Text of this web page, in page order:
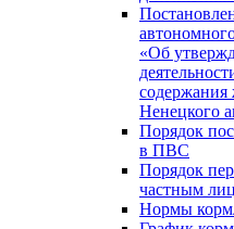
«Об
содержания
Ненецкого
Порядок
в ПВС
Порядок
частным
Нормы